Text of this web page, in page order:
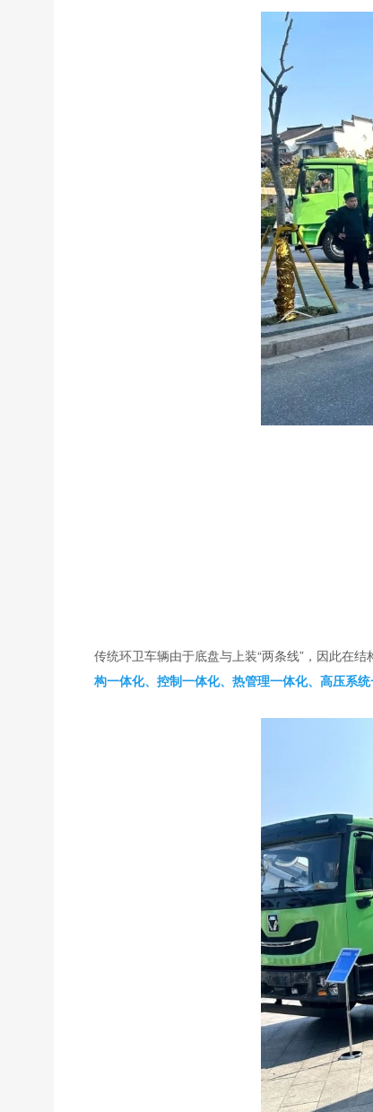
传统环卫车辆由于底盘与上装“两条线”，因此在
构一体化、控制一体化、热管理一体化、高压系